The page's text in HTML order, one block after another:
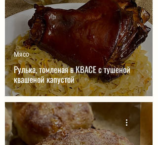
Рулька, томленая в КВАСЕ с тушеной
квашеной капустой
Мясо